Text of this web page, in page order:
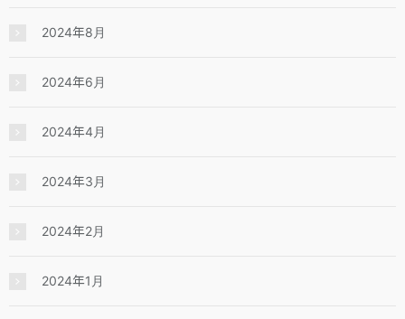
2024年8月
2024年6月
2024年4月
2024年3月
2024年2月
2024年1月